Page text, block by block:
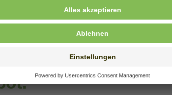
einem stabilen Charakter, Kreativität und
an reflektierter Arbeit im Team.